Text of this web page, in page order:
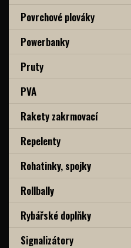
Povrchové plováky
Powerbanky
Pruty
PVA
Rakety zakrmovací
Repelenty
Rohatinky, spojky
Rollbally
Rybářské doplňky
Signalizátory